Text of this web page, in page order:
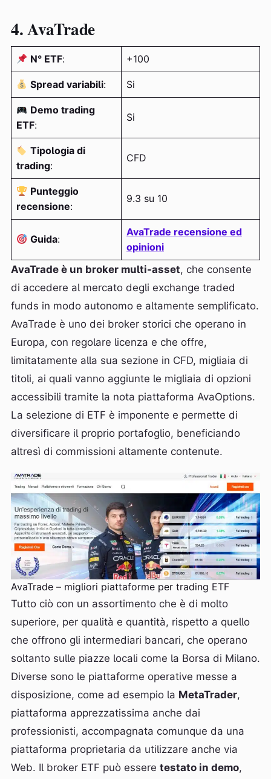
4. AvaTrade
N° ETF: +100
Spread variabili: Si
Demo trading
ETF:
Si
Tipologia di
trading:
CFD
Punteggio
recensione:
9.3 su 10
Guida:
AvaTrade recensione ed
opinioni
AvaTrade è un broker multi-asset, che consente
di accedere al mercato degli exchange traded
funds in modo autonomo e altamente semplificato.
AvaTrade è uno dei broker storici che operano in
Europa, con regolare licenza e che offre,
limitatamente alla sua sezione in CFD, migliaia di
titoli, ai quali vanno aggiunte le migliaia di opzioni
accessibili tramite la nota piattaforma AvaOptions.
La selezione di ETF è imponente e permette di
diversificare il proprio portafoglio, beneficiando
altresì di commissioni altamente contenute.
AvaTrade – migliori piattaforme per trading ETF
Tutto ciò con un assortimento che è di molto
superiore, per qualità e quantità, rispetto a quello
che offrono gli intermediari bancari, che operano
soltanto sulle piazze locali come la Borsa di Milano.
Diverse sono le piattaforme operative messe a
disposizione, come ad esempio la MetaTrader,
piattaforma apprezzatissima anche dai
professionisti, accompagnata comunque da una
piattaforma proprietaria da utilizzare anche via
Web. Il broker ETF può essere testato in demo,